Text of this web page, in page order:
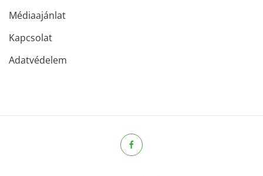
Médiaajánlat
Kapcsolat
Adatvédelem